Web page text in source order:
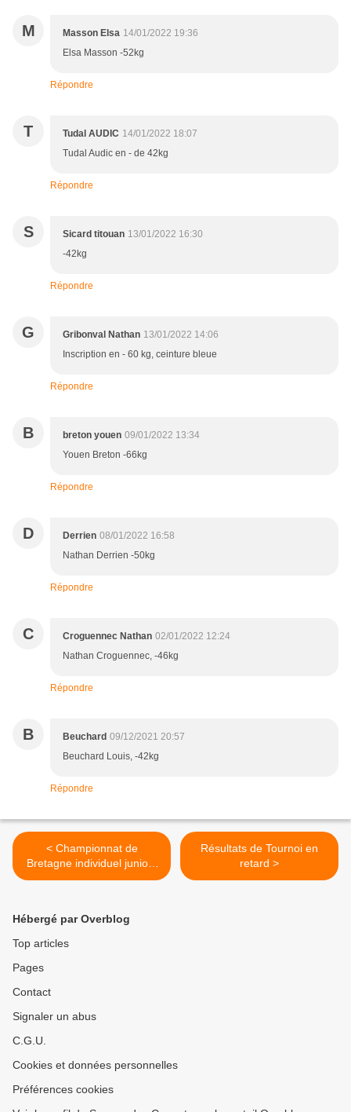
M Masson Elsa 14/01/2022 19:36
Elsa Masson -52kg
Répondre
T Tudal AUDIC 14/01/2022 18:07
Tudal Audic en - de 42kg
Répondre
S Sicard titouan 13/01/2022 16:30
-42kg
Répondre
G Gribonval Nathan 13/01/2022 14:06
Inscription en - 60 kg, ceinture bleue
Répondre
B breton youen 09/01/2022 13:34
Youen Breton -66kg
Répondre
D Derrien 08/01/2022 16:58
Nathan Derrien -50kg
Répondre
C Croguennec Nathan 02/01/2022 12:24
Nathan Croguennec, -46kg
Répondre
B Beuchard 09/12/2021 20:57
Beuchard Louis, -42kg
Répondre
< Championnat de
Bretagne individuel juniors
1ère division
Résultats de Tournoi en
retard >
Hébergé par Overblog
Top articles
Pages
Contact
Signaler un abus
C.G.U.
Cookies et données personnelles
Préférences cookies